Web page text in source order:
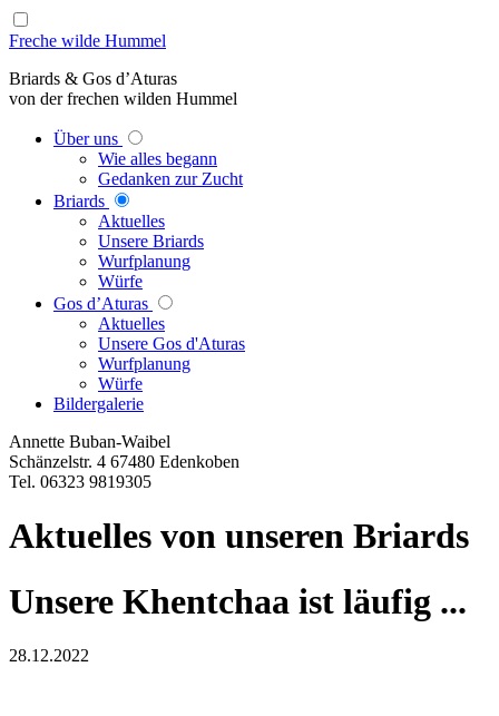
Freche wilde Hummel
Briards & Gos d’Aturas
von der frechen wilden Hummel
Über uns
Wie alles begann
Gedanken zur Zucht
Briards
Aktuelles
Unsere Briards
Wurfplanung
Würfe
Gos d’Aturas
Aktuelles
Unsere Gos d'Aturas
Wurfplanung
Würfe
Bildergalerie
Annette Buban-Waibel
Schänzelstr. 4 67480 Edenkoben
Tel. 06323 9819305
Aktuelles von unseren Briards
Unsere Khentchaa ist läufig ...
28.12.2022